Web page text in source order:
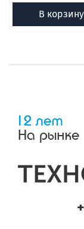
В корзину